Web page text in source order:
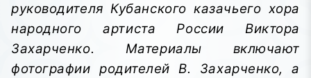
руководителя Кубанского казачьего хора
народного артиста России Виктора
Захарченко. Материалы включают
фотографии родителей В. Захарченко, а